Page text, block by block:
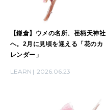
【鎌倉】ウメの名所、荏柄天神社
へ。2月に見頃を迎える「花のカ
レンダー」
LEARN 2026.06.23